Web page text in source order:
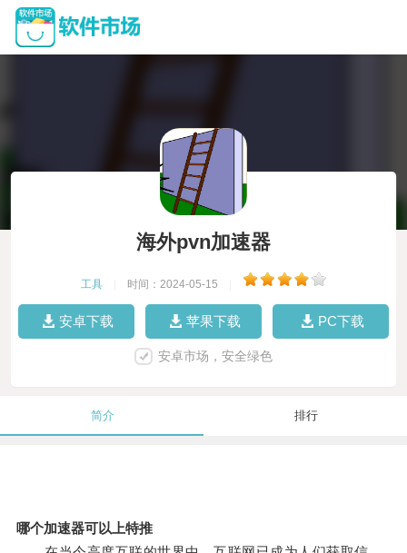
海外pvn加速器
工具 时间：2024-05-15
安卓下载 苹果下载 PC下载
安卓市场，安全绿色
简介 排行
哪个加速器可以上特推